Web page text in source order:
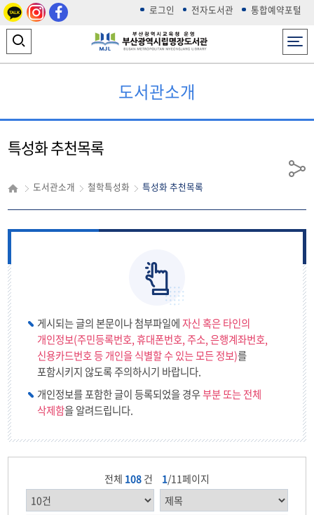
카카
오톡
인스
타그
페이
스북
로그인 전자도서관 통합예약포털
전체메뉴
검
색
역
열
도서관소개
특성화 추천목록
도서관소개 철학특성화 특성화 추천목록
공
게시되는 글의 본문이나 첨부파일에자신 혹은 타인의
개인정보(주민등록번호, 휴대폰번호, 주소, 은행계좌번호,
신용카드번호 등 개인을 식별할 수 있는 모든 정보)를
포함시키지 않도록 주의하시기 바랍니다.
개인정보를 포함한 글이 등록되었을 경우부분 또는 전체
삭제함을 알려드립니다.
전체 108 건 1/11페이지